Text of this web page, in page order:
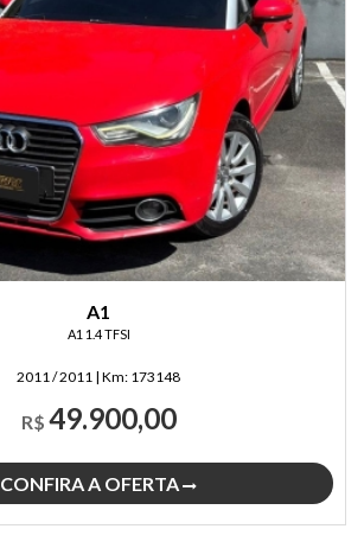
A1
A1 1.4 TFSI
2011 / 2011 | Km: 173148
R$ 49.900,00
CONFIRA A OFERTA